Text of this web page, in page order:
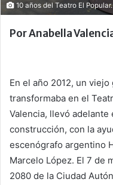
10 años del Teatro El
Por Anabella
En el año 2012, un
transformaba en el
Valencia, llevó
construcción, con la
escenógrafo argentino
Marcelo López. El 7 de
2080 de la Ciudad